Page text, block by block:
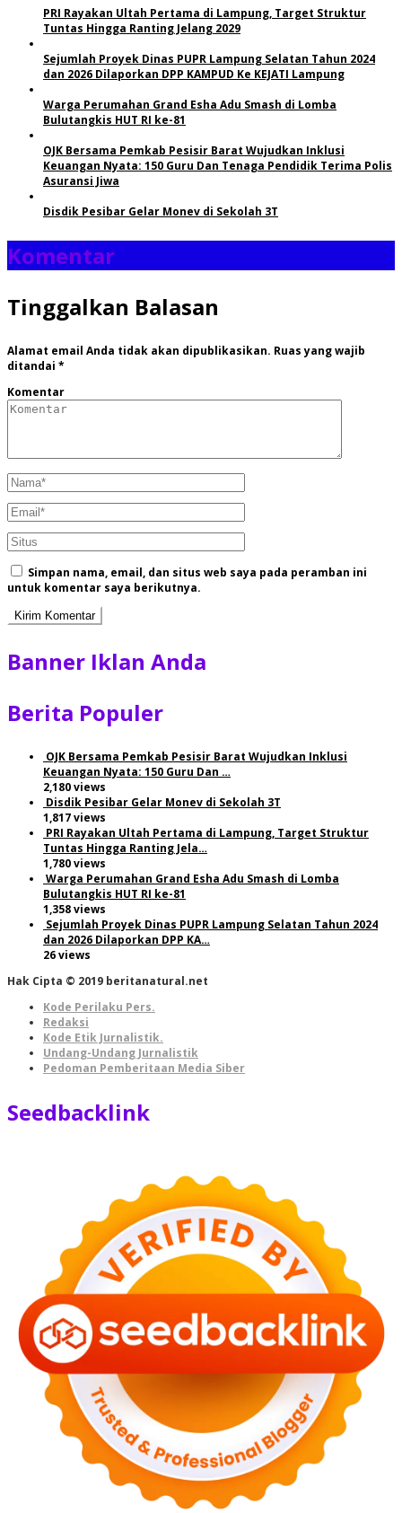
PRI Rayakan Ultah Pertama di Lampung, Target Struktur
Tuntas Hingga Ranting Jelang 2029
Sejumlah Proyek Dinas PUPR Lampung Selatan Tahun 2024
dan 2026 Dilaporkan DPP KAMPUD Ke KEJATI Lampung
Warga Perumahan Grand Esha Adu Smash di Lomba
Bulutangkis HUT RI ke-81
OJK Bersama Pemkab Pesisir Barat Wujudkan Inklusi
Keuangan Nyata: 150 Guru Dan Tenaga Pendidik Terima Polis
Asuransi Jiwa
Disdik Pesibar Gelar Monev di Sekolah 3T
Komentar
Tinggalkan Balasan
Alamat email Anda tidak akan dipublikasikan. Ruas yang wajib
ditandai *
Komentar
Simpan nama, email, dan situs web saya pada peramban ini
untuk komentar saya berikutnya.
Banner Iklan Anda
Berita Populer
OJK Bersama Pemkab Pesisir Barat Wujudkan Inklusi
Keuangan Nyata: 150 Guru Dan …
2,180 views
Disdik Pesibar Gelar Monev di Sekolah 3T
1,817 views
PRI Rayakan Ultah Pertama di Lampung, Target Struktur
Tuntas Hingga Ranting Jela…
1,780 views
Warga Perumahan Grand Esha Adu Smash di Lomba
Bulutangkis HUT RI ke-81
1,358 views
Sejumlah Proyek Dinas PUPR Lampung Selatan Tahun 2024
dan 2026 Dilaporkan DPP KA…
26 views
Hak Cipta © 2019 beritanatural.net
Kode Perilaku Pers.
Redaksi
Kode Etik Jurnalistik.
Undang-Undang Jurnalistik
Pedoman Pemberitaan Media Siber
Seedbacklink